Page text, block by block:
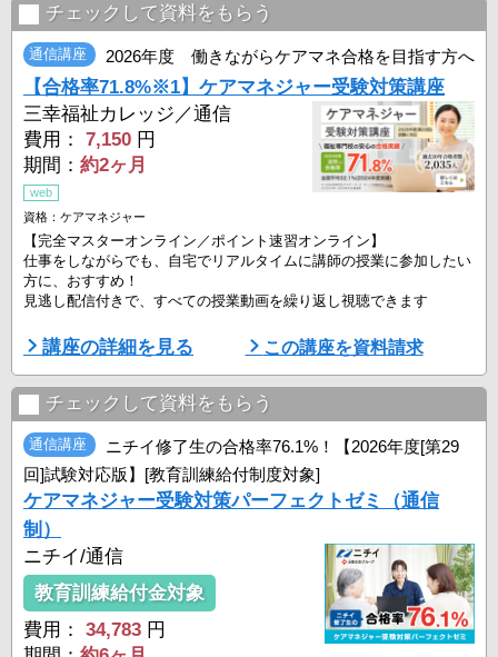
を分析した重要ポイントが効率よく押さえられており、独学では難し
いとされる ...
チェックして資料をもらう
通信講座 2026年度 働きながらケアマネ合格を目指す方へ
【合格率71.8%※1】ケアマネジャー受験対策講座
三幸福祉カレッジ／通信
費用：
7,150 円
期間： 約2ヶ月
web
資格：ケアマネジャー
【完全マスターオンライン／ポイント速習オンライン】
仕事をしながらでも、自宅でリアルタイムに講師の授業に参加したい
方に、おすすめ！
見逃し配信付きで、すべての授業動画を繰り返し視聴できます
【筆記通信／eラーニングコース】
自分のペースで場所を選ばずに学習できますので、仕事や家事の合間
にも学習できます
オリジナル教材の内容で、繰り返し問題を解きたい方にもおすすめ
◆三幸福祉カレッジのケアマネジャー受験対策講座選ばれる理由◆
・POINT① 当校合格率71.8％（※１）
三幸福祉カレッジ ...
講座の詳細を見る この講座を資料請求
チェックして資料をもらう
通信講座
ニチイ修了生の合格率76.1%！【2026年度[第29
回]試験対応版】[教育訓練給付制度対象]
ケアマネジャー受験対策パーフェクトゼミ（通信
制）
ニチイ/通信
教育訓練給付金対象
費用：
34,783 円